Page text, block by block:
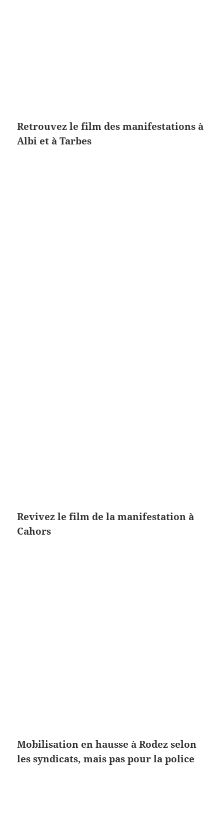
Retrouvez le film des manifestations à
Albi et à Tarbes
Revivez le film de la manifestation à
Cahors
Mobilisation en hausse à Rodez selon
les syndicats, mais pas pour la police